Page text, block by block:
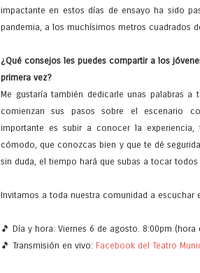
impactante en estos días de ensayo ha sido
pandemia, a los muchísimos metros cuadrados
¿Qué consejos les puedes compartir a los
primera vez?
Me gustaría también dedicarle unas palabras a
comienzan sus pasos sobre el escenario
importante es subir a conocer la
cómodo, que conozcas bien y que te dé
sin duda, el tiempo hará que subas a tocar
Invitamos a toda nuestra comunidad a escuchar
🎵 Día y hora: Viernes 6 de agosto. 8:00pm (hora
🎵 Transmisión en vivo: Facebook del Teatro